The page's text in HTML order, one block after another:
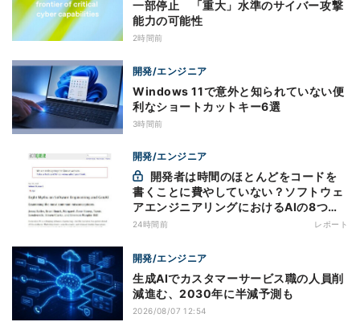
一部停止 「重大」水準のサイバー攻撃
能力の可能性
2時間前
開発/エンジニア
Windows 11で意外と知られていない便
利なショートカットキー6選
3時間前
開発/エンジニア
書くことに費やしていない？ソフトウェ
アエンジニアリングにおけるAIの8つの
神話への賛否
24時間前 レポート
開発/エンジニア
生成AIでカスタマーサービス職の人員削
減進む、2030年に半減予測も
2026/08/07 12:54